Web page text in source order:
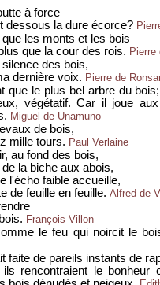
à force
dessous la dure écorce?
les monts et les bois
que la cour des rois. Pierre
des bois,
dernière voix. Pierre de
que le plus bel arbre du
végétatif. Car il joue
Miguel de Unamuno
de bois,
mille tours. Paul Verlaine
au fond des bois,
la biche aux abois,
l'écho faible accueille,
de feuille en feuille. Alfred de
François Villon
le feu qui noircit le
faite de pareils instants de
rencontraient le bonheur